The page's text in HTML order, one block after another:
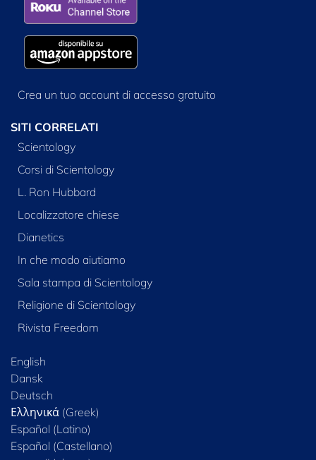
Crea un tuo account di accesso gratuito
SITI CORRELATI
Scientology
Corsi di Scientology
L. Ron Hubbard
Localizzatore chiese
Dianetics
In che modo aiutiamo
Sala stampa di Scientology
Religione di Scientology
Rivista Freedom
English
Dansk
Deutsch
Ελληνικά (Greek)
Español (Latino)
Español (Castellano)